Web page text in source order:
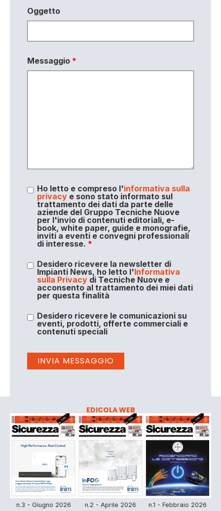
Oggetto
Messaggio *
Ho letto e compreso l'informativa sulla
privacye sono stato informato sul
trattamento dei dati da parte delle
aziende del Gruppo Tecniche Nuove
per l'invio di contenuti editoriali, e-
book, white paper, guide e monografie,
inviti a eventi e convegni professionali
di interesse. *
Desidero ricevere la newsletter di
Impianti News, ho letto l'Informativa
sulla Privacydi Tecniche Nuove e
acconsento al trattamento dei miei dati
per questa finalità
Desidero ricevere le comunicazioni su
eventi, prodotti, offerte commerciali e
contenuti speciali
EDICOLA WEB
n.3 - Giugno 2026 n.2 - Aprile 2026 n.1 - Febbraio 2026